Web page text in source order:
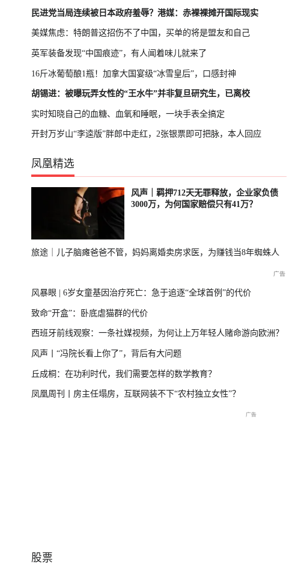
民进党当局连续被日本政府羞辱？港媒：赤裸裸摊开国际现实
美媒焦虑：特朗普这招伤不了中国，买单的将是盟友和自己
英军装备发现“中国痕迹”，有人闻着味儿就来了
16斤冰葡萄酿1瓶！加拿大国宴级“冰雪皇后”，口感封神
胡锡进：被曝玩弄女性的“王水牛”并非复旦研究生，已离校
实时知晓自己的血糖、血氧和睡眠，一块手表全搞定
开封万岁山“李逵版”胖郎中走红，2张银票即可把脉，本人回应
凤凰精选
风声｜羁押712天无罪释放，企业家负债
3000万，为何国家赔偿只有41万？
旅途｜儿子脑瘫爸爸不管，妈妈离婚卖房求医，为赚钱当8年蜘蛛人
风暴眼 | 6岁女童基因治疗死亡：急于追逐“全球首例”的代价
致命“开盒”：卧底虐猫群的代价
西班牙前线观察：一条社媒视频，为何让上万年轻人赌命游向欧洲？
风声丨“冯院长看上你了”，背后有大问题
丘成桐：在功利时代，我们需要怎样的数学教育？
凤凰周刊丨房主任塌房，互联网装不下“农村独立女性”？
经济运行情况
直播中
股票